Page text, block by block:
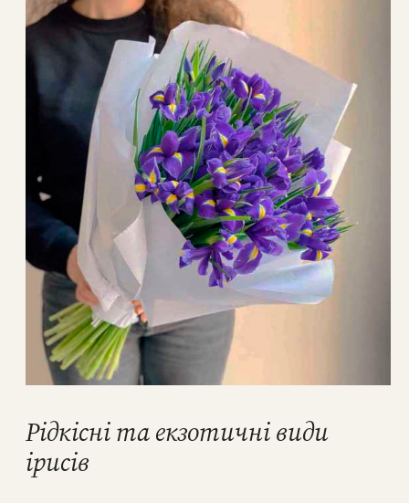
Рідкісні та екзотичні види
ірисів